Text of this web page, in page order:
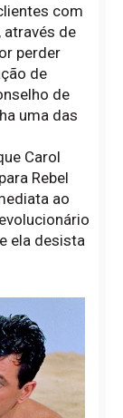
com
de
perder
de
de
uma das
Carol
Rebel
ao
ela desista